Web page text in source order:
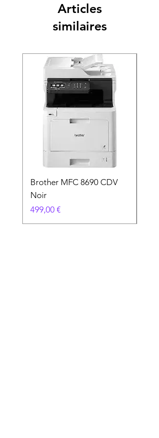
Articles
similaires
Brother MFC 8690 CDV
Noir
Prix
499,00 €